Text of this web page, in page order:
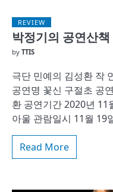
REVIEW
박정기의 공연산책
by TTIS
극단 민예의 김성환 작
공연명 꽃신 구절초 공
환 공연기간 2020년 11
아울 관람일시 11월 19
Read More